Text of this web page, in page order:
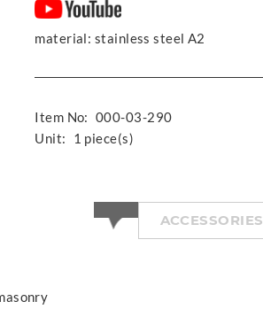
material: stainless steel A2
Item No: 000-03-290
Unit:
1 piece(s)
ACCESSORIES